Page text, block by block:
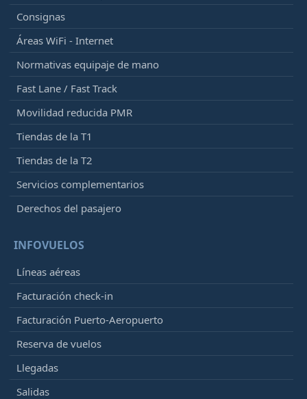
Consignas
Áreas WiFi - Internet
Normativas equipaje de mano
Fast Lane / Fast Track
Movilidad reducida PMR
Tiendas de la T1
Tiendas de la T2
Servicios complementarios
Derechos del pasajero
INFOVUELOS
Líneas aéreas
Facturación check-in
Facturación Puerto-Aeropuerto
Reserva de vuelos
Llegadas
Salidas